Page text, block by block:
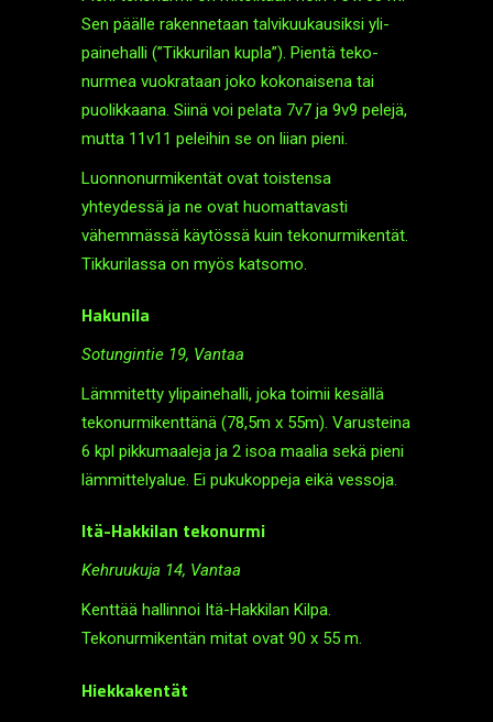
Sen päälle rakennetaan talvi­kuukausiksi yli­
paine­halli (”Tikkurilan kupla”). Pientä teko­
nurmea vuokrataan joko kokonaisena tai
puolikkaana. Siinä voi pelata 7v7 ja 9v9 pelejä,
mutta 11v11 peleihin se on liian pieni.
Luonnonurmikentät ovat toistensa
yhteydessä ja ne ovat huomattavasti
vähemmässä käytössä kuin teko­nurmi­kentät.
Tikkurilassa on myös katsomo.
Hakunila
Sotungintie 19, Vantaa
Lämmitetty ylipaine­halli, joka toimii kesällä
teko­nurmi­kenttänä (78,5m x 55m). Varusteina
6 kpl pikkumaaleja ja 2 isoa maalia sekä pieni
lämmittelyalue. Ei pukukoppeja eikä vessoja.
Itä-Hakkilan tekonurmi
Kehruukuja 14, Vantaa
Kenttää hallinnoi Itä-Hakkilan Kilpa.
Tekonurmikentän mitat ovat 90 x 55 m.
Hiekkakentät